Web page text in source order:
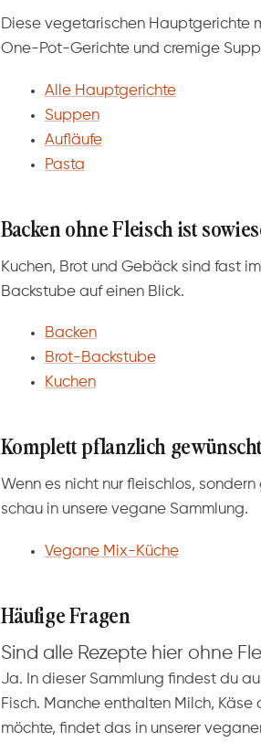
Diese vegetarischen Hauptgerichte
One-Pot-Gerichte und cremige
Alle Hauptgerichte
Suppen
Aufläufe
Pasta
Backen ohne Fleisch ist
Kuchen, Brot und Gebäck sind fast
Backstube auf einen Blick.
Backen
Brot-Backstube
Kuchen
Komplett pflanzlich
Wenn es nicht nur fleischlos,
schau in unsere vegane Sammlung.
Vegane Mix-Küche
Häufige Fragen
Sind alle Rezepte hier ohne
Ja. In dieser Sammlung findest du
Fisch. Manche enthalten Milch,
möchte, findet das in unserer